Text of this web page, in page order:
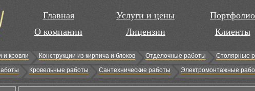
Главная
О компании
Услуги и цены
Лицензии
Портфолио
Клиенты
и кровли Конструкции из кирпича и блоков Отделочные работы Столярные
Кровельные работы Сантехнические работы Электромонтажные